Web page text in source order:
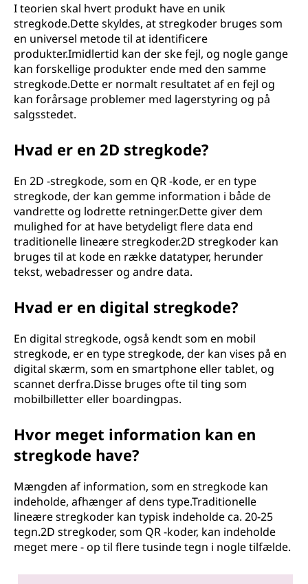
I teorien skal hvert produkt have en unik
stregkode.Dette skyldes, at stregkoder bruges som
en universel metode til at identificere
produkter.Imidlertid kan der ske fejl, og nogle gange
kan forskellige produkter ende med den samme
stregkode.Dette er normalt resultatet af en fejl og
kan forårsage problemer med lagerstyring og på
salgsstedet.
Hvad er en 2D stregkode?
En 2D -stregkode, som en QR -kode, er en type
stregkode, der kan gemme information i både de
vandrette og lodrette retninger.Dette giver dem
mulighed for at have betydeligt flere data end
traditionelle lineære stregkoder.2D stregkoder kan
bruges til at kode en række datatyper, herunder
tekst, webadresser og andre data.
Hvad er en digital stregkode?
En digital stregkode, også kendt som en mobil
stregkode, er en type stregkode, der kan vises på en
digital skærm, som en smartphone eller tablet, og
scannet derfra.Disse bruges ofte til ting som
mobilbilletter eller boardingpas.
Hvor meget information kan en
stregkode have?
Mængden af information, som en stregkode kan
indeholde, afhænger af dens type.Traditionelle
lineære stregkoder kan typisk indeholde ca. 20-25
tegn.2D stregkoder, som QR -koder, kan indeholde
meget mere - op til flere tusinde tegn i nogle tilfælde.